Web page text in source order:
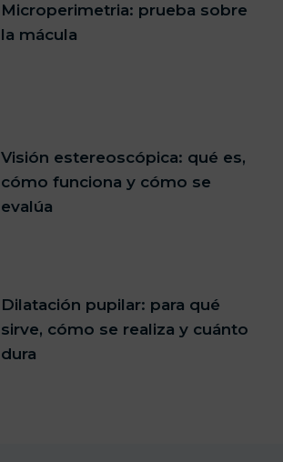
Microperimetria: prueba sobre
la mácula
Visión estereoscópica: qué es,
cómo funciona y cómo se
evalúa
Dilatación pupilar: para qué
sirve, cómo se realiza y cuánto
dura